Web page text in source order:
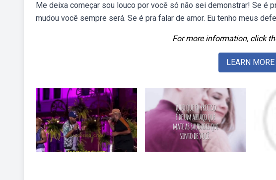
Me deixa começar sou louco por você só não sei demonstrar! Se é
mudou você sempre será. Se é pra falar de amor. Eu tenho meus
For more information, click
LEARN MORE